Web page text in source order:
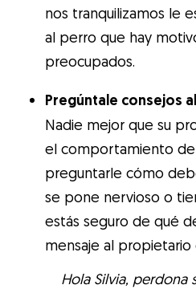
nos tranquilizamos le
al perro que hay
preocupados.
Pregúntale consejos
Nadie mejor que su
el comportamiento
preguntarle cómo
se pone nervioso o
estás seguro de qué
mensaje al
Hola Silvia, perdona